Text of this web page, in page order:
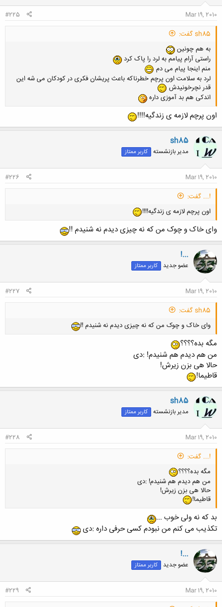
Mar 19, 2010
#225
sh85 گفت:
به هم چونین
راستی آرام پیامم به لرد را پاک کرد
منم اینجا پیام می دم
لرد به سلامت اون پرچم خطرناکه باعث پریشان فکری در کودکان می شه این
قدر نچرخونیدش
اندکی هم بد آموزی داره
اون پرچم لازمه ی زندگیه!!!!
sh85
مدیر بازنشسته کاربر ممتاز
Mar 19, 2010
#226
!... گفت:
اون پرچم لازمه ی زندگیه!!!!
وای خاک و چوک من که نه چیزی دیدم نه شنیدم !!
!...
عضو جدید کاربر ممتاز
Mar 19, 2010
#227
sh85 گفت:
وای خاک و چوک من که نه چیزی دیدم نه شنیدم !!
مگه بده؟؟؟؟
من هم دیدم هم شنیدم! :دی
حالا هی بزن زیرش!
قاطیما!
sh85
مدیر بازنشسته کاربر ممتاز
Mar 19, 2010
#228
!... گفت:
مگه بده؟؟؟؟
من هم دیدم هم شنیدم! :دی
حالا هی بزن زیرش!
قاطیما!
بد که نه ولی خوب ...
تکذیب می کنم من نبودم کسی حرفی داره :دی
!...
عضو جدید کاربر ممتاز
Mar 19, 2010
#229